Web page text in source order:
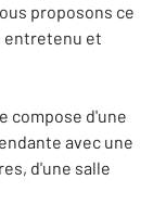
proposons ce
entretenu et
compose d'une
avec une
d'une salle